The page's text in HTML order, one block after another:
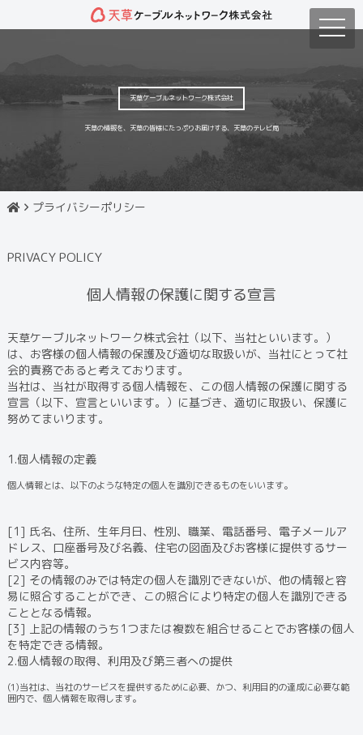
toggle
天草ケーブルネットワーク株式会社
天草の情報を、天草の皆様にたっぷりお届けする、天草のテレビ局
プライバシーポリシー
PRIVACY POLICY
個人情報の保護に関する宣言
天草ケーブルネットワーク株式会社（以下、当社といいます。）
は、お客様の個人情報の保護及び適切な取扱いが、当社にとって社
会的責務であると考えております。
当社は、当社が取得する個人情報を、この個人情報の保護に関する
宣言（以下、宣言といいます。）に基づき、適切に取扱い、保護に
努めてまいります。
1.個人情報の定義
個人情報とは、以下のような特定の個人を識別できるものをいいます。
[1] 氏名、住所、生年月日、性別、職業、電話番号、電子メールア
ドレス、口座番号及び名義、住宅の図面及びお客様に提供するサー
ビス内容等。
[2] その情報のみでは特定の個人を識別できないが、他の情報と容
易に照合することができ、この照合により特定の個人を識別できる
こととなる情報。
[3] 上記の情報のうち1つまたは複数を組合せることでお客様の個人
を特定できる情報。
2.個人情報の取得、利用及び第三者への提供
(1)当社は、当社のサービスを提供するために必要、かつ、利用目的の達成に必要な範
囲内で、個人情報を取得します。